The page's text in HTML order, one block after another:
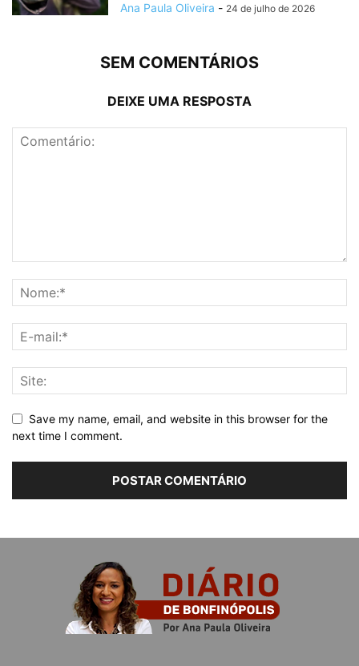
Ana Paula Oliveira - 24 de julho de 2026
SEM COMENTÁRIOS
DEIXE UMA RESPOSTA
Save my name, email, and website in this browser for the
next time I comment.